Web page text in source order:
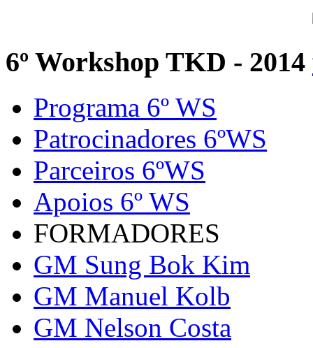
6º Workshop TKD - 2014
Programa 6º WS
Patrocinadores 6ºWS
Parceiros 6ºWS
Apoios 6º WS
FORMADORES
GM Sung Bok Kim
GM Manuel Kolb
GM Nelson Costa